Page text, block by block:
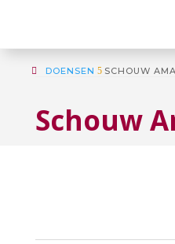
DOENSEN 5 SCHOUW
Schouw